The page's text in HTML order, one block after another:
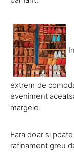
extrem de
eveniment
margele.
Fara doar si
rafinament greu